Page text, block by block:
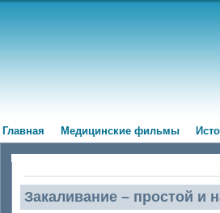
Главная Медицинские фильмы
Закаливание – простой и